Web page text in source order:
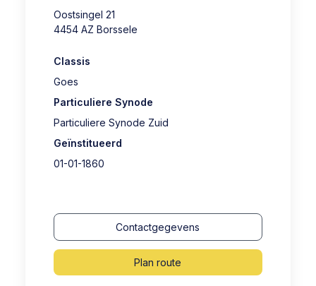
Oostsingel 21
4454 AZ Borssele
Classis
Goes
Particuliere Synode
Particuliere Synode Zuid
Geïnstitueerd
01-01-1860
Contactgegevens
Plan route